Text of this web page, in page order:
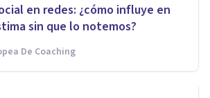
en redes: ¿cómo influye en
sin que lo notemos?
De Coaching